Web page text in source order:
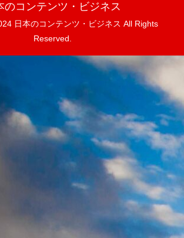
のコンテンツ・ビジネス
日本のコンテンツ・ビジネス All Rights
Reserved.